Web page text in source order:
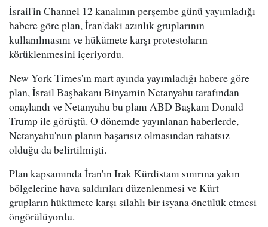
İsrail'in Channel 12 kanalının perşembe günü yayımladığı
habere göre plan, İran'daki azınlık gruplarının
kullanılmasını ve hükümete karşı protestoların
körüklenmesini içeriyordu.
New York Times'ın mart ayında yayımladığı habere göre
plan, İsrail Başbakanı Binyamin Netanyahu tarafından
onaylandı ve Netanyahu bu planı ABD Başkanı Donald
Trump ile görüştü. O dönemde yayınlanan haberlerde,
Netanyahu'nun planın başarısız olmasından rahatsız
olduğu da belirtilmişti.
Plan kapsamında İran'ın Irak Kürdistanı sınırına yakın
bölgelerine hava saldırıları düzenlenmesi ve Kürt
grupların hükümete karşı silahlı bir isyana öncülük etmesi
öngörülüyordu.